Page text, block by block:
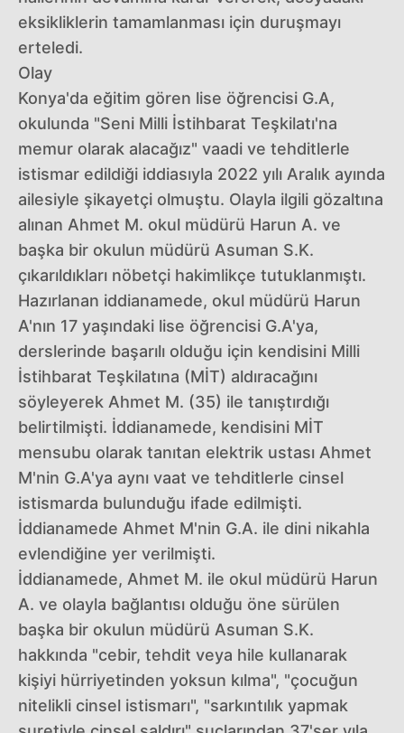
eksikliklerin tamamlanması için duruşmayı
erteledi.
Olay
Konya'da eğitim gören lise öğrencisi G.A,
okulunda "Seni Milli İstihbarat Teşkilatı'na
memur olarak alacağız" vaadi ve tehditlerle
istismar edildiği iddiasıyla 2022 yılı Aralık ayında
ailesiyle şikayetçi olmuştu. Olayla ilgili gözaltına
alınan Ahmet M. okul müdürü Harun A. ve
başka bir okulun müdürü Asuman S.K.
çıkarıldıkları nöbetçi hakimlikçe tutuklanmıştı.
Hazırlanan iddianamede, okul müdürü Harun
A'nın 17 yaşındaki lise öğrencisi G.A'ya,
derslerinde başarılı olduğu için kendisini Milli
İstihbarat Teşkilatına (MİT) aldıracağını
söyleyerek Ahmet M. (35) ile tanıştırdığı
belirtilmişti. İddianamede, kendisini MİT
mensubu olarak tanıtan elektrik ustası Ahmet
M'nin G.A'ya aynı vaat ve tehditlerle cinsel
istismarda bulunduğu ifade edilmişti.
İddianamede Ahmet M'nin G.A. ile dini nikahla
evlendiğine yer verilmişti.
İddianamede, Ahmet M. ile okul müdürü Harun
A. ve olayla bağlantısı olduğu öne sürülen
başka bir okulun müdürü Asuman S.K.
hakkında "cebir, tehdit veya hile kullanarak
kişiyi hürriyetinden yoksun kılma", "çocuğun
nitelikli cinsel istismarı", "sarkıntılık yapmak